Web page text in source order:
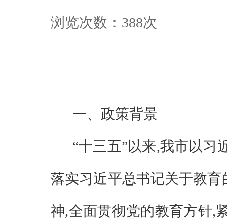
浏览次数： 388次
一、政策背景
“十三五”以来,我市以习
落实习近平总书记关于教
神,全面贯彻党的教育方针,